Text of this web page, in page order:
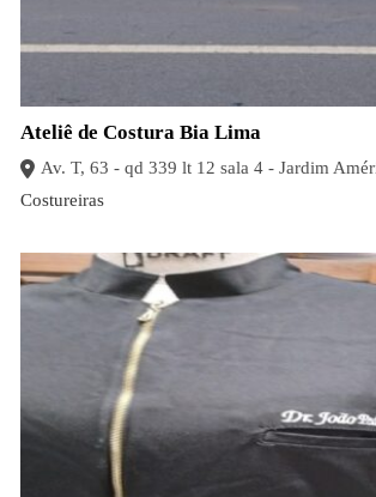
Ateliê de Costura Bia Lima
Costureiras